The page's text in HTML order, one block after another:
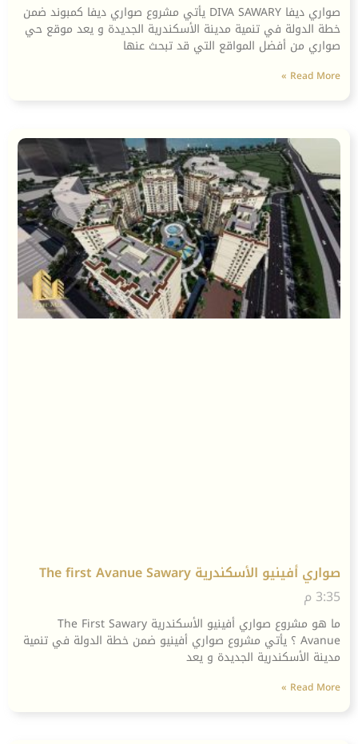
صواري ديفا DIVA SAWARY يأتي مشروع صواري ديفا كمبوند ضمن
خطة الدولة في تنمية مدينة الأسكندرية الجديدة و يعد موقع حي
صواري من أفضل المواقع التي قد تبحث عنها
Read More »
صواري أفينيو الأسكندرية The first Avanue Sawary
3:35 م
ما هو مشروع صواري أفينيو الأسكندرية The First Sawary
Avanue ؟ يأتي مشروع صواري أفينيو ضمن خطة الدولة في تنمية
مدينة الأسكندرية الجديدة و يعد
Read More »